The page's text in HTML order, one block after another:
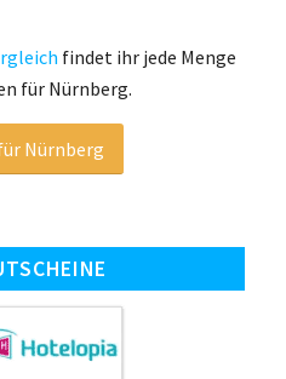
findet ihr jede Menge
für Nürnberg.
Nürnberg